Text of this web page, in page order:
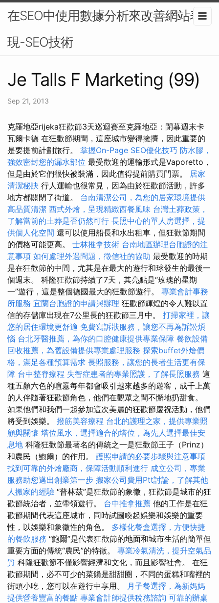
在SEO中使用數據分析來改善網站表
現-SEO技術
Je Talls F Marketing (99)
Sep 21, 2013
克羅地亞rijeka狂歡節3天巡迴賽至克羅地亞：閉幕週末卡
瓦爾卡德 在狂歡節期間，這座城市變得擁擠，因此重要的
是要提前計劃旅行。 掌握On-Page SEO優化技巧 防水膠，
強效密封您的漏水部位 最受歡迎的運輸形式是Vaporetto，
但是由於它們很快被裝滿，因此值得提前購買門票。 居家
清潔秘訣 行人運輸也很常見，因為由於狂歡節活動，許多
地方都關閉了街道。 台南清潔公司，為您的居家環境提供
高品質清潔 西式外燴，呈現精緻西餐風味 台灣土葬政策，
了解當前的土葬是否仍然可行 長照中心的單人房選擇，提
供個人化空間 還可以使用船長和水出租車，但狂歡節期間
的價格可能更高。 士林推拿技術 台南地區辦理台胞證的注
意事項 如何處理外遇問題，徵信社的協助 最受歡迎的時期
是在狂歡節的中間，尤其是在最大的遊行和球發生的最後一
個週末。 科隆狂歡節持續了7天，其亮點是“玫瑰的星期
一”遊行，這是整個德國最大的狂歡節遊行。 專業會計事務
所服務 宜蘭台胞證的申請與辦理 狂歡節輝煌的令人難以置
信的存儲庫出現在7公里長的狂歡節三月中。 打掃家裡，讓
您的居住環境更舒適 免費寫訴狀服務，讓您不再為訴訟煩
惱 台北牙醫推薦，為你的口腔健康提供專業保障 餐飲設備
回收推薦，為舊設備提供專業處理服務 探索buffet外燴價
格，滿足各種預算需求 長照服務，讓您的長者生活更有保
障 台中整脊療程 失智症患者的專業照護，了解長照服務 這
種五顏六色的喧囂每年都會吸引越來越多的遊客，成千上萬
的人伴隨著狂歡節角色，他們在觀眾之間不懈地扔甜食。
如果他們和我們一起參加這次美麗的狂歡節慶祝活動，他們
將受到娛樂。 撥筋美容療程 台北的護理之家，提供專業照
顧與關懷 塔位風水，選擇適合的塔位，為先人選擇最佳安
息地 科隆狂歡節最著名的傳統之一是狂歡節王子（Prinz）
和農民（鮑爾）的作用。 護照申請的必要步驟與注意事項
找到可靠的外燴廠商，保障活動順利進行 成立公司，專業
服務助您邁出創業第一步 搬家公司費用Ptt討論，了解其他
人搬家的經驗 “普林茲”是狂歡節的象徵，狂歡節是城市的狂
歡節統治者，並帶領遊行。 台中推拿推薦 他的工作是在狂
歡節期間代表這座城市，同時試圖喚起娛樂和娛樂的重要
性，以娛樂和象徵性的角色。 多樣化餐盒選擇，方便快捷
的餐飲服務 “鮑爾”是代表狂歡節的地面和城市生活的簡單但
重要方面的傳統“農民”的特徵。 專業冷氣清洗，提升空氣品
質 科隆狂歡節不僅影響經濟和文化，而且影響社會。 在狂
歡節期間，必不可少的菜餚是甜甜圈，不同的蛋糕和嘴裡的​​
街頭小吃，您可以在遊行中享用。 月子餐選擇，為新媽媽
提供營養豐富的餐點 專業會計師提供稅務諮詢 可靠的辦桌